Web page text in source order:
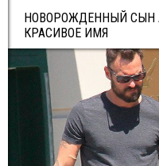
НОВОРОЖДЕННЫЙ СЫН
КРАСИВОЕ ИМЯ